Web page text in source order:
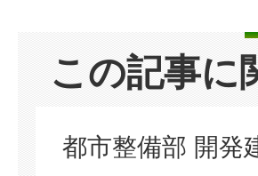
この記事に
都市整備部 開発